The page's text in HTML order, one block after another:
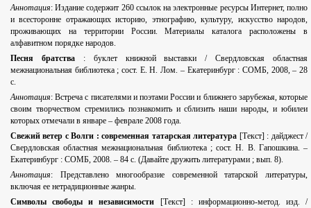
Аннотация: Издание содержит 260 ссылок на электронные ресурсы Интернет, полно
и всесторонне отражающих историю, этнографию, культуру, искусство народов,
проживающих на территории России. Материалы каталога расположены в
алфавитном порядке народов.
Песня братства: буклет книжной выставки / Свердловская областная
межнациональная библиотека ; сост. Е. Н. Лом. – Екатеринбург : СОМБ, 2008, – 28
с.
Аннотация: Встреча с писателями и поэтами России и ближнего зарубежья, которые
своим творчеством стремились познакомить и сблизить наши народы, и юбилеи
которых отмечали в январе – феврале 2008 года.
Свежий ветер с Волги : современная татарская литература [Текст] : дайджест /
Свердловская областная межнациональная библиотека ; сост. Н. В. Гапошкина. –
Екатеринбург : СОМБ, 2008. – 84 с. (Давайте дружить литературами ; вып. 8).
Аннотация: Представлено многообразие современной татарской литературы,
включая ее нетрадиционные жанры.
Символы свободы и независимости [Текст] : информационно-метод. изд. /